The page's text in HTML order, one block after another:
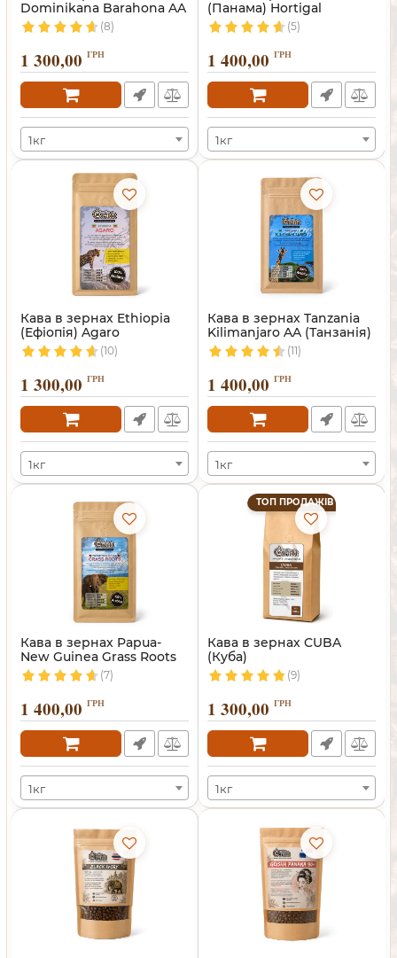
Dominikana Barahona AA
(Домінікана)(8)
1 300,00 ГРН
1кг
(Панама) Hortigal
(5)
1 400,00 ГРН
1кг
Кава в зернах Ethiopia
(Ефіопія) Agaro
(10)
1 300,00 ГРН
1кг
Кава в зернах Tanzania
Kilimanjaro AA (Танзанія)
(11)
1 400,00 ГРН
1кг
Кава в зернах Papua-
New Guinea Grass Roots
(7)
1 400,00 ГРН
1кг
ТОП ПРОДАЖІВ
Кава в зернах CUBA
(Куба)
(9)
1 300,00 ГРН
1кг